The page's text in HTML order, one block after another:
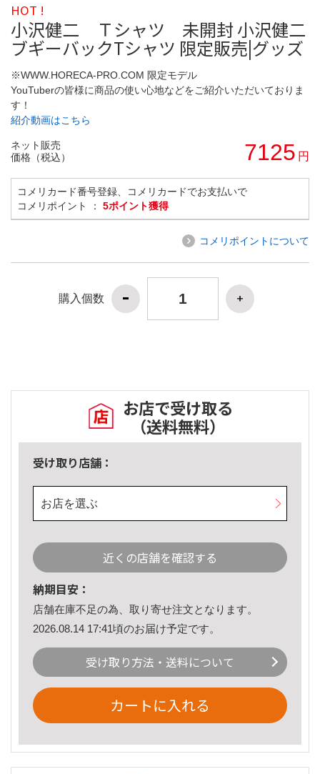
HOT !
小沢健二 Ｔシャツ 未開封 小沢健二
ブギーバックTシャツ 限定販売|グッズ
※WWW.HORECA-PRO.COM 限定モデル
YouTuberの皆様に商品の使い心地などをご紹介いただいておりま
す！
紹介動画はこちら
ネット販売
価格（税込）
7125 円
コメリカード番号登録、コメリカードでお支払いで
コメリポイント ： 5ポイント獲得
コメリポイントについて
購入個数
お店で受け取る
（送料無料）
受け取り店舗：
お店を選ぶ
近くの店舗を確認する
納期目安：
店舗在庫不足の為、取り寄せ注文となります。
2026.08.14 17:41頃のお届け予定です。
受け取り方法・送料について
カートに入れる